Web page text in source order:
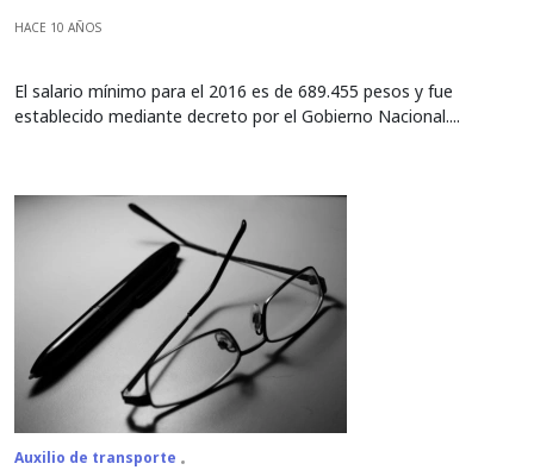
HACE 10 AÑOS
El salario mínimo para el 2016 es de 689.455 pesos y fue
establecido mediante decreto por el Gobierno Nacional....
Auxilio de transporte